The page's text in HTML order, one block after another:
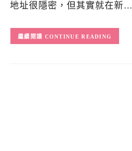
地址很隱密，但其實就在新…
CONTINUE READING